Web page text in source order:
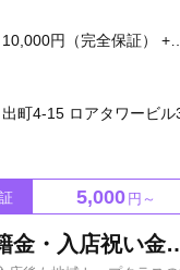
町4-15 ロアタワービル
5,000 円～
地域最高レベルの待遇【体験給￥15,000以上＋α支給】高額移籍金・入店祝い金も完